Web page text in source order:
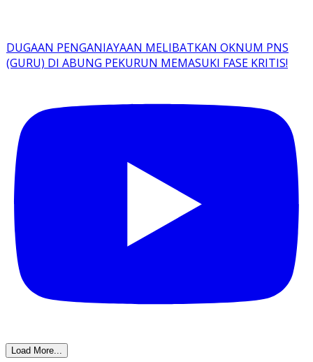
DUGAAN PENGANIAYAAN MELIBATKAN OKNUM PNS
(GURU) DI ABUNG PEKURUN MEMASUKI FASE KRITIS!
Load More...